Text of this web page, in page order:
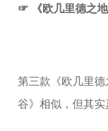
☞ 《欧几里德之地
第三款《欧几里
谷》相似，但其实